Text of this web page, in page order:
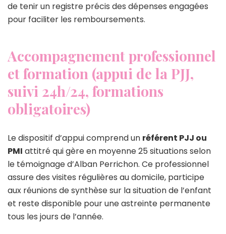
de tenir un registre précis des dépenses engagées
pour faciliter les remboursements.
Accompagnement professionnel
et formation (appui de la PJJ,
suivi 24h/24, formations
obligatoires)
Le dispositif d’appui comprend un référent PJJ ou
PMI attitré qui gère en moyenne 25 situations selon
le témoignage d’Alban Perrichon. Ce professionnel
assure des visites régulières au domicile, participe
aux réunions de synthèse sur la situation de l’enfant
et reste disponible pour une astreinte permanente
tous les jours de l’année.